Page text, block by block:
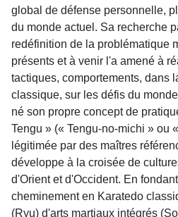
global de défense personnelle,
du monde actuel. Sa recherche
redéfinition de la problématique
présents et à venir l'a amené à
tactiques, comportements, dans
classique, sur les défis du
né son propre concept de
Tengu » (« Tengu-no-michi » ou
légitimée par des maîtres
développe à la croisée de
d'Orient et d'Occident. En
cheminement en Karatedo
(Ryu) d'arts martiaux intégrés